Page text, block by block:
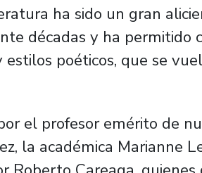
ha sido un gran
décadas y ha permitido
poéticos, que se
el profesor emérito de
la académica Marianne